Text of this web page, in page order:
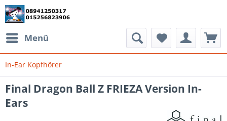
Menü
In-Ear Kopfhörer
Final Dragon Ball Z FRIEZA Version In-
Ears